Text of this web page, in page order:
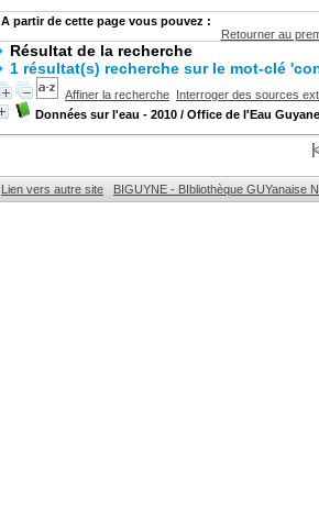
A partir de cette page vous pouvez :
Retourner au
Résultat de la recherche
1 résultat(s) recherche sur le mot-clé
Affiner la recherche Interroger des sources
Données sur l'eau - 2010 / Office de l'Eau Guyane
Lien vers autre site BIGUYNE - BIbliothèque GUYanaise